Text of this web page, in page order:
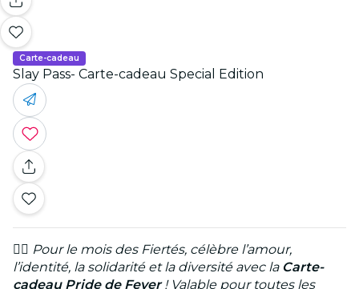
Carte-cadeau
Slay Pass- Carte-cadeau Special Edition
🏳️‍🌈 Pour le mois des Fiertés, célèbre l’amour,
l’identité, la solidarité et la diversité avec la Carte-
cadeau Pride de Fever! Valable pour toutes les